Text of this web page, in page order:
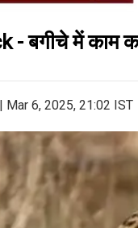
बगीचे में काम
| Mar 6, 2025, 21:02 IST